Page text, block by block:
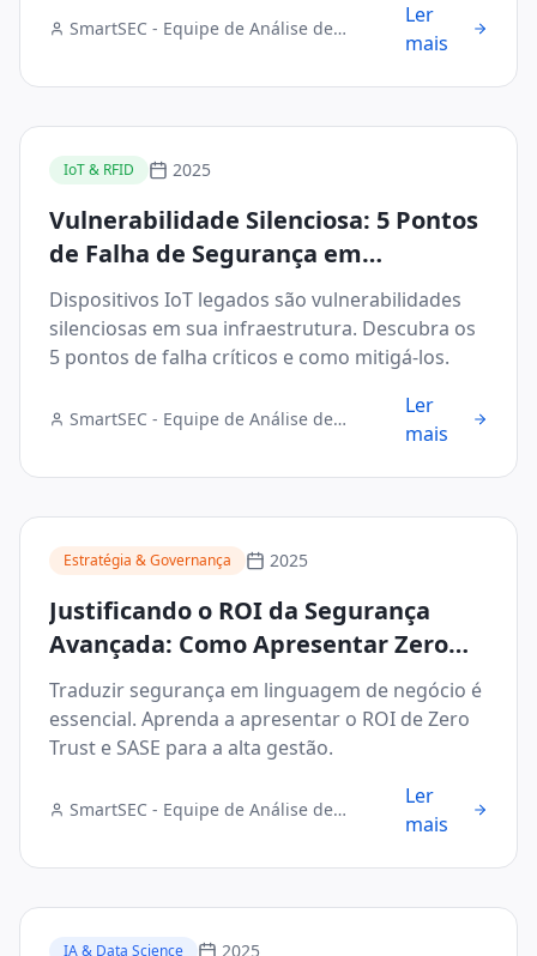
SmartSEC - Equipe de Análise de
Ler
mais
IoT & RFID 2025
Vulnerabilidade Silenciosa: 5 Pontos
de Falha de Segurança em
Dispositivos IoT Legados
Dispositivos IoT legados são vulnerabilidades
silenciosas em sua infraestrutura. Descubra os
5 pontos de falha críticos e como mitigá-los.
SmartSEC - Equipe de Análise de
Ler
mais
Estratégia & Governança 2025
Justificando o ROI da Segurança
Avançada: Como Apresentar Zero
Trust e SASE ao Conselho
Administrativo
Traduzir segurança em linguagem de negócio é
essencial. Aprenda a apresentar o ROI de Zero
Trust e SASE para a alta gestão.
SmartSEC - Equipe de Análise de
Ler
mais
IA & Data Science 2025